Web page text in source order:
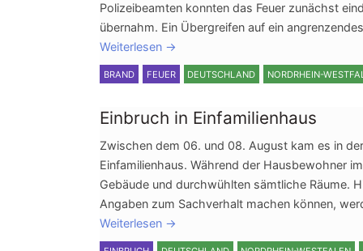
Polizeibeamten konnten das Feuer zunächst
übernahm. Ein Übergreifen auf ein
Weiterlesen →
BRAND FEUER DEUTSCHLAND NORDRHEIN-
Einbruch in Einfamilienhaus
Zwischen dem 06. und 08. August kam es in
Einfamilienhaus. Während der Hausbewohner
Gebäude und durchwühlten sämtliche Räume.
Angaben zum Sachverhalt machen können,
Weiterlesen →